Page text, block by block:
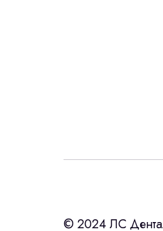
с помощью
© 2024 ЛС